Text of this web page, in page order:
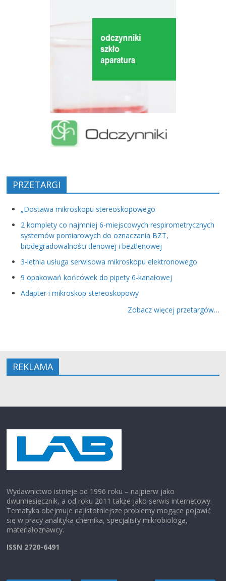
PRZETARGI
„Dostawa mikroskopu stereoskopowego
2 komplety co najmniej 6-miejscowych respirometrycznych
systemów pomiarowych do oznaczania BZT,
biodegradowalności tlenowej i beztlenowej
3-letnia usługa serwisowa mikroskopu elektronowego
9 opakowań końcówek do pipety 6-kanałowej
Adapter i mikroskop stereoskopowy
Zobacz więcej przetargów…
REKLAMA
Wydawnictwo istnieje od 1996 roku – najpierw jako
dwumiesięcznik, a od roku 2011 także jako serwis internetowy.
Tematyka obejmuje najistotniejsze problemy mogące pojawić
się w pracy analityka chemika, specjalisty mikrobiologa,
materiałoznawcy.
ISSN 2720-6491